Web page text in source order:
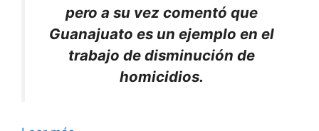
pero a su vez comentó que
Guanajuato es un ejemplo en el
trabajo de disminución de
homicidios.